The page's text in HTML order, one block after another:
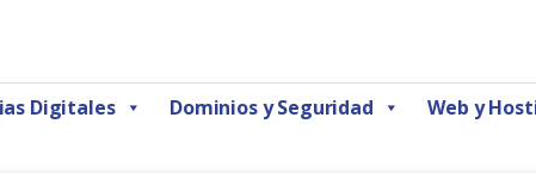
| Agencia de Marketing Digital CDMX
Digitales Dominios y Seguridad Web y